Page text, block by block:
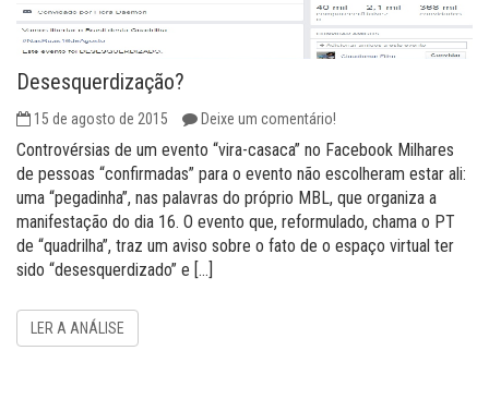
Desesquerdização?
15 de agosto de 2015 Deixe um comentário!
Controvérsias de um evento “vira-casaca” no Facebook Milhares
de pessoas “confirmadas” para o evento não escolheram estar ali:
uma “pegadinha”, nas palavras do próprio MBL, que organiza a
manifestação do dia 16. O evento que, reformulado, chama o PT
de “quadrilha”, traz um aviso sobre o fato de o espaço virtual ter
sido “desesquerdizado” e […]
LER A ANÁLISE